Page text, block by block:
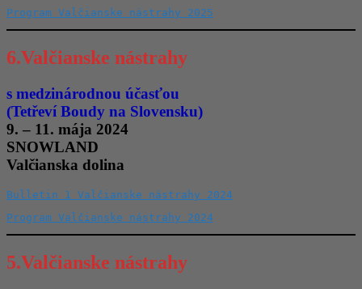
Program Valčianske nástrahy 2025
6.Valčianske nástrahy
s medzinárodnou účasťou
(Tetřeví Boudy na Slovensku)
9. – 11. mája 2024
SNOWLAND
Valčianska dolina
Bulletin 1 Valčianske nástrahy 2024
Program Valčianske nástrahy 2024
5.Valčianske nástrahy